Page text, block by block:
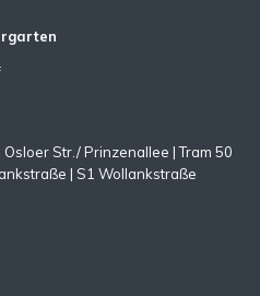
Str./ Prinzenallee | Tram 50
| S1 Wollankstraße